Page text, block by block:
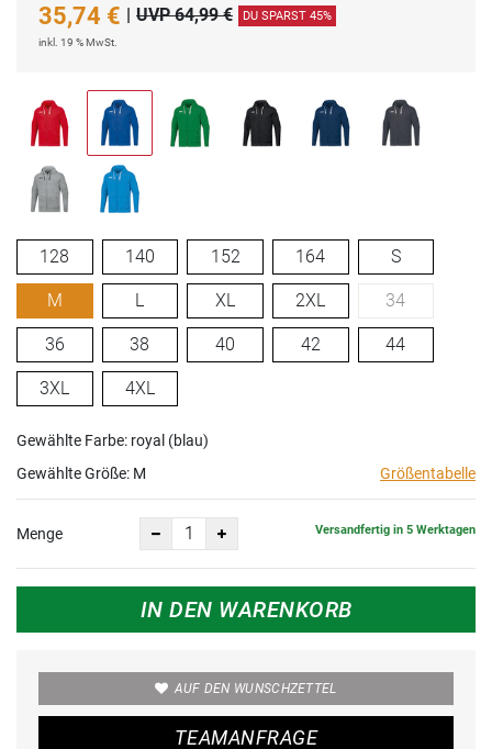
35,74 € UVP 64,99 € DU SPARST 45%
inkl. 19 % MwSt.
128 140 152 164 S
M L XL 2XL 34
36 38 40 42 44
3XL 4XL
Gewählte Farbe: royal (blau)
Gewählte Größe: M Größentabelle
Menge Versandfertig in 5 Werktagen
IN DEN WARENKORB
AUF DEN WUNSCHZETTEL
TEAMANFRAGE